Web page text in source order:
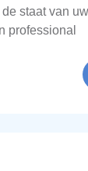
staat van
professional